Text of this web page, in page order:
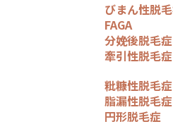
びまん性脱
FAGA
分娩後脱毛症
牽引性脱毛
粃糠性脱毛
脂漏性脱毛
円形脱毛症